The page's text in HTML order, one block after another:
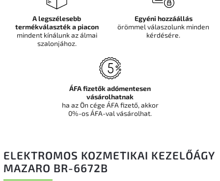
ELEKTROMOS KOZMETIKAI KEZELŐÁGY
MAZARO BR-6672B
A legszélesebb
termékválaszték a piacon
mindent kínálunk az álmai
szalonjához.
Egyéni hozzáállás
örömmel válaszolunk minden
kérdésére.
ÁFA fizetők adómentesen
vásárolhatnak
ha az Ön cége ÁFA fizető, akkor
0%-os ÁFA-val vásárolhat.